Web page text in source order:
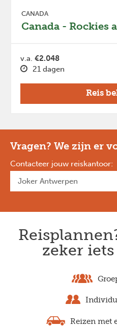
CANADA
Canada - Rockies
v.a. €2.048
21 dagen
Reis
Vragen? We zijn er
Contacteer jouw reiskantoor:
zeker
Reizen met